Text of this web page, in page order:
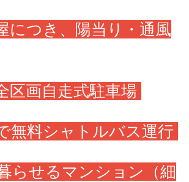
につき、陽当り・通風
区画自走式駐車場
無料シャトルバス運行
らせるマンション（細